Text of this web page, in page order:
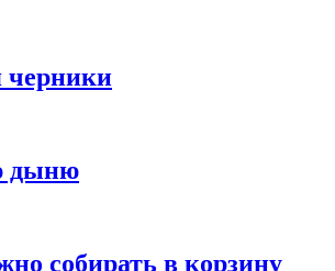
черники
дыню
собирать в корзину